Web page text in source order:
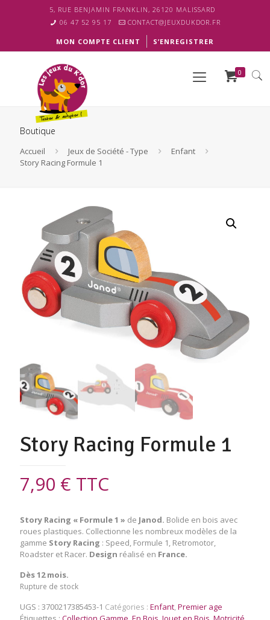
5, RUE BENJAMIN FRANKLIN, 26120 MALISSARD
06 47 52 95 17
CONTACT@JEUXDUKDOR.FR
MON COMPTE CLIENT S’ENREGISTRER
0
Boutique
Accueil Jeux de Société - Type
Enfant
Story Racing Formule 1
Story Racing Formule 1
7,90 € TTC
Story Racing « Formule 1 » de Janod. Bolide en bois avec
roues plastiques. Collectionne les nombreux modèles de la
gamme Story Racing : Speed, Formule 1, Retromotor,
Roadster et Racer. Design réalisé en France.
Dès 12 mois.
Rupture de stock
UGS : 3700217385453-1 Catégories : Enfant,Premier age